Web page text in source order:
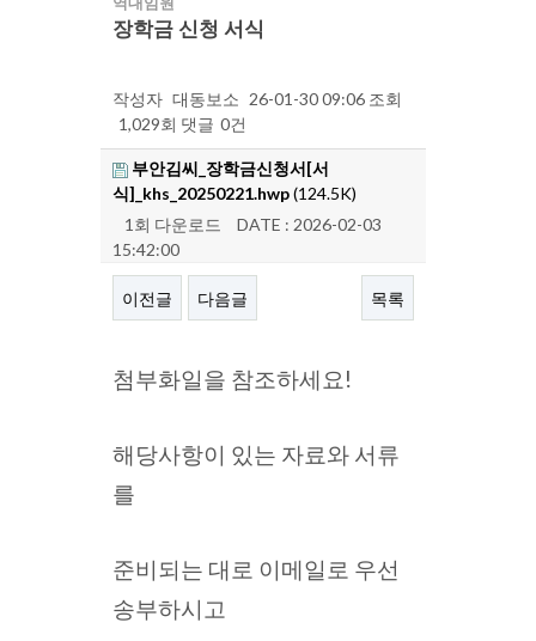
장학금 신청 서식
작성자 대동보소 26-01-30 09:06 조회
1,029회 댓글 0건
부안김씨_장학금신청서[서
식]_khs_20250221.hwp(124.5K)
1회 다운로드
DATE : 2026-02-03
15:42:00
이전글 다음글 목록
본문
첨부화일을 참조하세요!
해당사항이 있는 자료와 서류
를
준비되는 대로 이메일로 우선
송부하시고